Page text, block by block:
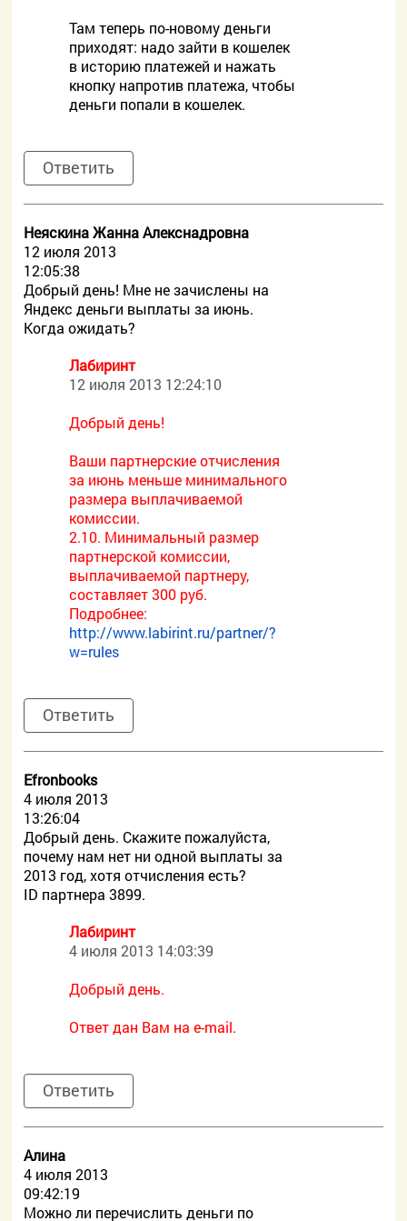
Там теперь по-новому деньги
приходят: надо зайти в кошелек
в историю платежей и нажать
кнопку напротив платежа, чтобы
деньги попали в кошелек.
Ответить
Неяскина Жанна Алекснадровна
12 июля 2013
12:05:38
Добрый день! Мне не зачислены на
Яндекс деньги выплаты за июнь.
Когда ожидать?
Лабиринт
12 июля 2013 12:24:10
Добрый день!
Ваши партнерские отчисления
за июнь меньше минимального
размера выплачиваемой
комиссии.
2.10. Минимальный размер
партнерской комиссии,
выплачиваемой партнеру,
составляет 300 руб.
Подробнее:
http://www.labirint.ru/partner/?
w=rules
Ответить
Efronbooks
4 июля 2013
13:26:04
Добрый день. Скажите пожалуйста,
почему нам нет ни одной выплаты за
2013 год, хотя отчисления есть?
ID партнера 3899.
Лабиринт
4 июля 2013 14:03:39
Добрый день.
Ответ дан Вам на e-mail.
Ответить
Алина
4 июля 2013
09:42:19
Можно ли перечислить деньги по